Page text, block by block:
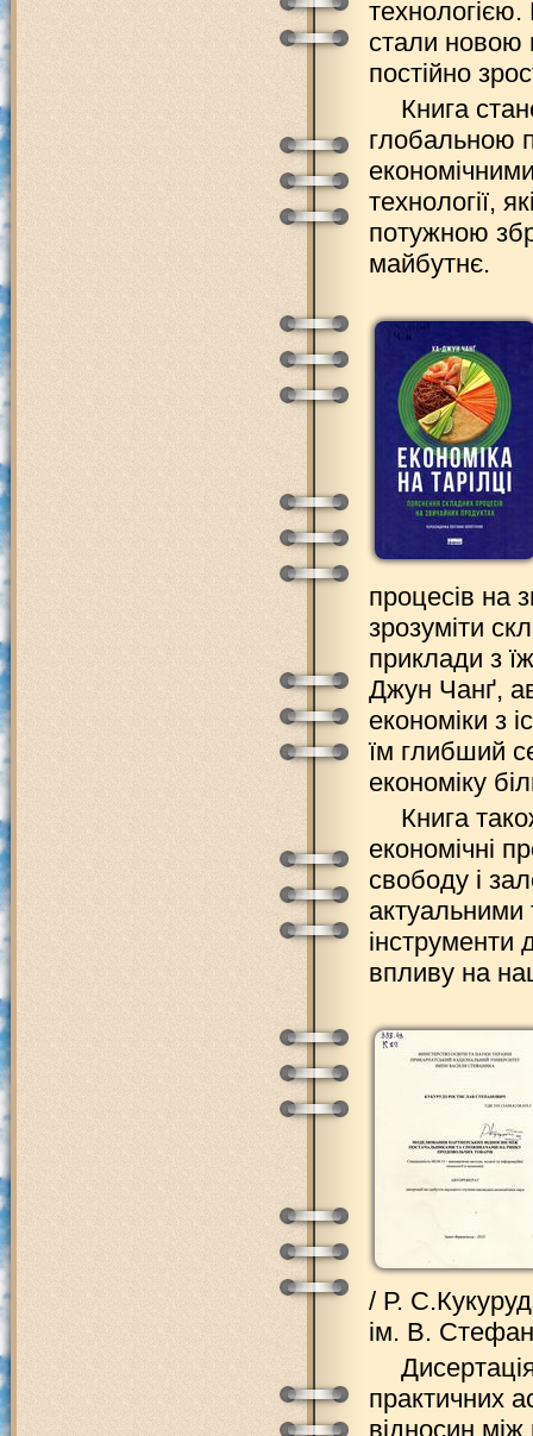
стали новою
постійно
Книга
глобальною
технології,
потужною
майбутнє.
процесів на
зрозуміти
приклади з
Джун Чанґ,
економіки з
їм глибший
економіку
Книга
економічні
свободу і
актуальними
інструменти
впливу на
/ Р.
ім. В.
практичних
відносин